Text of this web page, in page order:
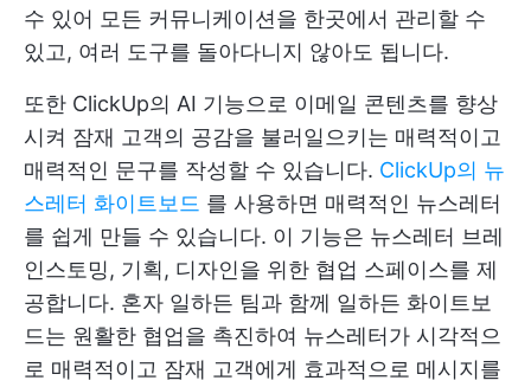
수 있어 모든 커뮤니케이션을 한곳에서 관리할 수
있고, 여러 도구를 돌아다니지 않아도 됩니다.
또한 ClickUp의 AI 기능으로 이메일 콘텐츠를 향상
시켜 잠재 고객의 공감을 불러일으키는 매력적이고
매력적인 문구를 작성할 수 있습니다. ClickUp의 뉴
스레터 화이트보드 를 사용하면 매력적인 뉴스레터
를 쉽게 만들 수 있습니다. 이 기능은 뉴스레터 브레
인스토밍, 기획, 디자인을 위한 협업 스페이스를 제
공합니다. 혼자 일하든 팀과 함께 일하든 화이트보
드는 원활한 협업을 촉진하여 뉴스레터가 시각적으
로 매력적이고 잠재 고객에게 효과적으로 메시지를